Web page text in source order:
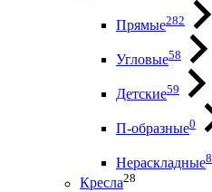
Прямые282
Угловые58
Детские59
П-образные0
Нераскладные8
Кресла28